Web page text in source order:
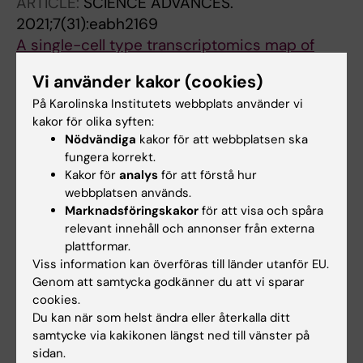
2021;7(31):eabh2169
A single-cell type transcriptomics map of
Karlsson M; Zhang C; Mear L; Zhong W; Digre A;
Katona B; Sjoestedt E; Butler L; Odeberg J;
Dusart P; Edfors F; Oksvold P; von Feilitzen K;
Zwahlen M; Arif M; Altay O; Li X; Ozcan M;
Mardonoglu A; Fagerberg L; Mulder J; Luo Y;
Ponten F; Uhlen M; Lindskog C
Alla författare
ARTICLE:MOLECULAR SYSTEMS BIOLOGY.
2020;16(7):e9610
The protein expression profile of ACE2 in
human tissues
Hikmet F; Mear L; Edvinsson A; Micke P; Uhlen
M; Lindskog C
ARTICLE:JOURNAL OF PROTEOME RESEARCH.
2016;15(11):3998-4019
Looking for Missing Proteins in the Proteome
of Human Spermatozoa: An Update.
Vi använder kakor (cookies)
På Karolinska Institutets webbplats använder vi
kakor för olika syften:
Nödvändiga kakor för att webbplatsen ska
fungera korrekt.
Kakor för analys för att förstå hur
webbplatsen används.
Marknadsföringskakor för att visa och spåra
relevant innehåll och annonser från externa
plattformar.
Viss information kan överföras till länder utanför EU.
Genom att samtycka godkänner du att vi sparar
cookies.
Du kan när som helst ändra eller återkalla ditt
samtycke via kakikonen längst ned till vänster på
sidan.